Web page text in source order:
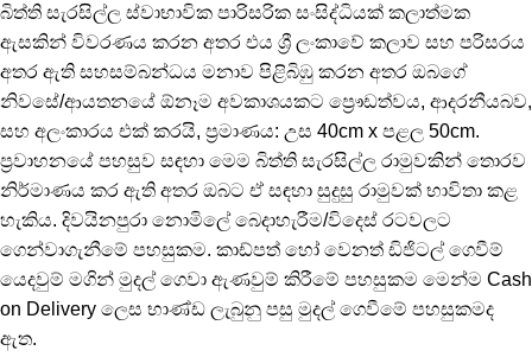
බිත්ති සැරසිල්ල ස්වාභාවික පාරිසරික සංසිද්ධියක් කලාත්මක
ඇසකින් විවරණය කරන අතර එය ශ්‍රී ලංකාවේ කලාව සහ පරිසරය
අතර ඇති සහසම්බන්ධය මනාව පිළිබිඹු කරන අතර ඔබගේ
නිවසේ/ආයතනයේ ඕනෑම අවකාශයකට ප්‍රෞඩත්වය, ආදරනීයබව,
සහ අලංකාරය එක් කරයි, ප්‍රමාණය: උස 40cm x පළල 50cm.
ප්‍රවාහනයේ පහසුව සඳහා මෙම බිත්ති සැරසිල්ල රාමුවකින් තොරව
නිර්මාණය කර ඇති අතර ඔබට ඒ සඳහා සුදුසු රාමුවක් භාවිතා කළ
හැකිය. දිවයිනපුරා නොමිලේ බෙදාහැරීම/විදෙස් රටවලට
ගෙන්වාගැනීමේ පහසුකම. කාඩ්පත් හෝ වෙනත් ඩිජිටල් ගෙවීම්
යෙදවුම් මගින් මුදල් ගෙවා ඇණවුම් කිරීමේ පහසුකම මෙන්ම Cash
on Delivery ලෙස භාණ්ඩ ලැබුනු පසු මුදල් ගෙවීමේ පහසුකමද
ඇත.